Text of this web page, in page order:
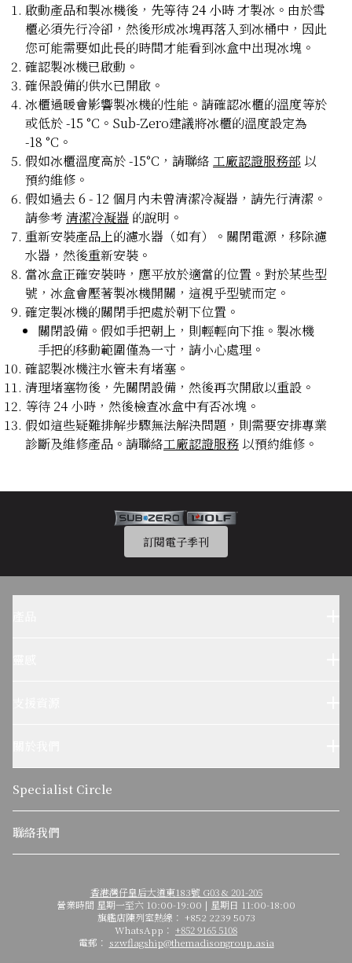
啟動產品和製冰機後， 先等待 24 小時才製冰。由於雪
櫃必須先行冷卻，然後形成冰塊再落入到冰桶中，因此
您可能需要如此長的時間才能看到冰盒中出現冰塊。
確認製冰機已啟動。
確保設備的供水已開啟。
冰櫃過暖會影響製冰機的性能。請確認冰櫃的溫度等於
或低於 -15 °C。Sub-Zero建議將冰櫃的溫度設定為
-18 °C。
假如冰櫃溫度高於 -15°C，請聯絡 工廠認證服務部 以
預約維修。
假如過去 6 - 12 個月內未曾清潔冷凝器，請先行清潔。
請參考 清潔冷凝器 的說明。
重新安裝產品上的濾水器（如有）。關閉電源，移除濾
水器，然後重新安裝。
當冰盒正確安裝時，應平放於適當的位置。對於某些型
號，冰盒會壓著製冰機開關，這視乎型號而定。
確定製冰機的關閉手把處於朝下位置。
關閉設備。假如手把朝上，則輕輕向下推。製冰機
手把的移動範圍僅為一寸，請小心處理。
確認製冰機注水管未有堵塞。
清理堵塞物後，先關閉設備，然後再次開啟以重設。
等待 24 小時，然後檢查冰盒中有否冰塊。
假如這些疑難排解步驟無法解決問題，則需要安排專業
診斷及維修產品。請聯絡工廠認證服務 以預約維修。
訂閱電子季刊
可持續發展
關於麥迪森集團
Specialist Circle
聯絡我們
香港灣仔皇后大道東183號 G03 & 201-205
營業時間 星期一至六 10:00-19:00 | 星期日 11:00-18:00
旗艦店陳列室熱線： +852 2239 5073
WhatsApp： +852 9165 5108
電郵： szwflagship@themadisongroup.asia